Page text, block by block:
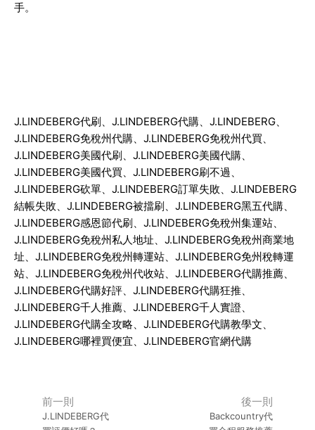
手。
J.LINDEBERG代刷、 J.LINDEBERG代購、 J.LINDEBERG、
J.LINDEBERG免稅州代購、 J.LINDEBERG免稅州代買、
J.LINDEBERG美國代刷、 J.LINDEBERG美國代購、
J.LINDEBERG美國代買、 J.LINDEBERG刷不過、
J.LINDEBERG砍單、 J.LINDEBERG訂單失敗、 J.LINDEBERG
結帳失敗、 J.LINDEBERG被擋刷、 J.LINDEBERG黑五代購、
J.LINDEBERG感恩節代刷、 J.LINDEBERG免稅州集運站、
J.LINDEBERG免稅州私人地址、 J.LINDEBERG免稅州商業地
址、 J.LINDEBERG免稅州轉運站、 J.LINDEBERG免州稅轉運
站、 J.LINDEBERG免稅州代收站、 J.LINDEBERG代購推薦、
J.LINDEBERG代購好評、 J.LINDEBERG代購狂推、
J.LINDEBERG千人推薦、 J.LINDEBERG千人實證、
J.LINDEBERG代購全攻略、 J.LINDEBERG代購教學文、
J.LINDEBERG哪裡買便宜、 J.LINDEBERG官網代購
前一則
J.LINDEBERG代
後一則
Backcountry代